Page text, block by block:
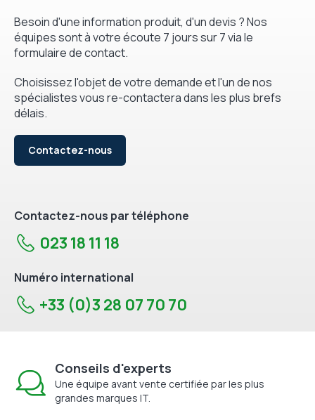
Besoin d'une information produit, d'un devis ? Nos
équipes sont à votre écoute 7 jours sur 7 via le
formulaire de contact.
Choisissez l'objet de votre demande et l'un de nos
spécialistes vous re-contactera dans les plus brefs
délais.
Contactez-nous
Contactez-nous par téléphone
023 18 11 18
Numéro international
+33 (0)3 28 07 70 70
Conseils d'experts
Une équipe avant vente certifiée par les plus
grandes marques IT.